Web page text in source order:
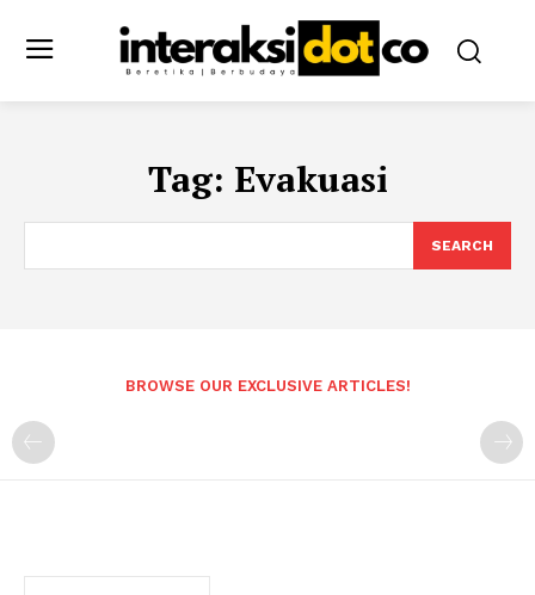
Tag: Evakuasi
SEARCH
BROWSE OUR EXCLUSIVE ARTICLES!